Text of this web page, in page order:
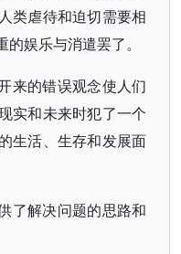
类虐待和迫切需要相
娱乐与消遣罢了。
来的错误观念使人们
实和未来时犯了一个
生活、生存和发展面
了解决问题的思路和